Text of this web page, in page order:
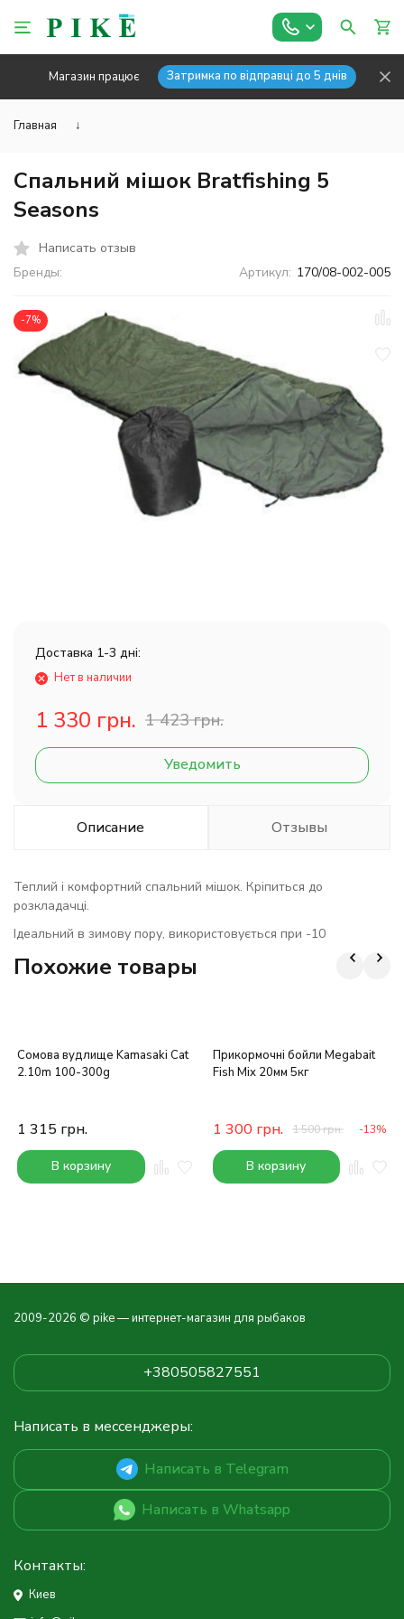
Магазин працює Затримка по відправці до 5 днів
Главная ↓
Спальний мішок Bratfishing 5
Seasons
Написать отзыв
Бренды:
Артикул: 170/08-002-005
-7%
Доставка 1-3 дні:
Нет в наличии
1 330 грн. 1 423 грн.
Уведомить
Описание Отзывы
Теплий і комфортний спальний мішок. Кріпиться до
розкладачці.
Ідеальний в зимову пору, використовується при -10
Похожие товары
Сомова вудлище Kamasaki Cat
2.10m 100-300g
1 315 грн.
В корзину
Прикормочні бойли Megabait
Fish Mix 20мм 5кг
1 300 грн. 1 500грн. -13%
В корзину
2009-2026 © pike — интернет-магазин для рыбаков
+380505827551
Написать в мессенджеры:
Написать в Telegram
Написать в Whatsapp
Контакты:
Киев